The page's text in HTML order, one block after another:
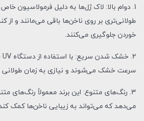
1. دوام بالا: لاک ژل‌ها به دلیل فرمولاسیون
طولانی‌تری بر روی ناخن‌ها باقی می‌مانند و
خوردن جلوگیری می‌کنند.
سرعت خشک می‌شوند و نیازی به زمان طولانی
3. رنگ‌های متنوع: این برند معمولاً رنگ‌های
می‌دهد که می‌تواند به زیبایی ناخن‌ها کمک